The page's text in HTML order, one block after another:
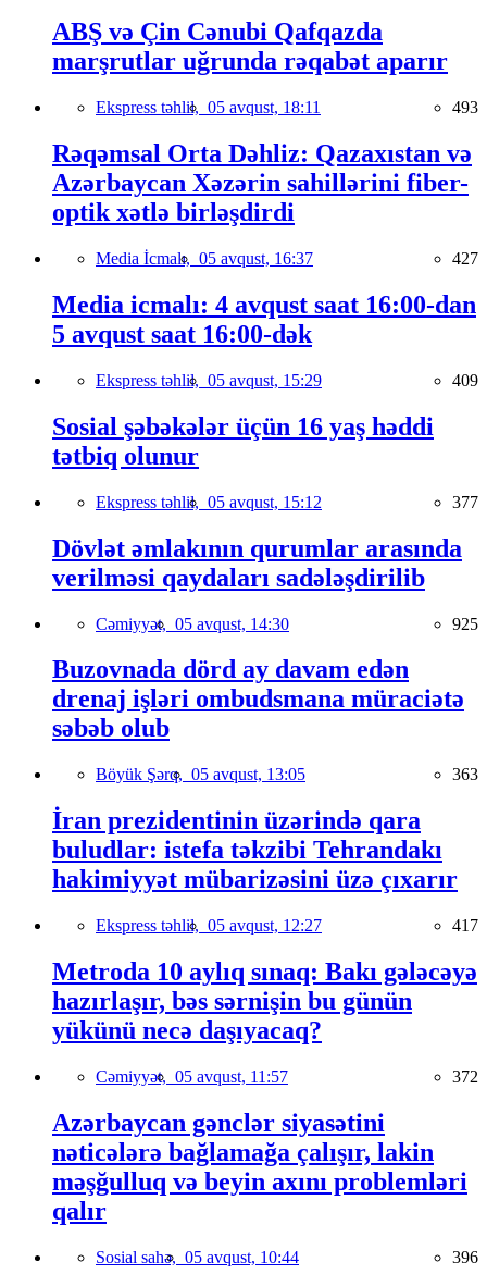
ABŞ və Çin Cənubi Qafqazda
marşrutlar uğrunda rəqabət aparır
Ekspress təhlil, 05 avqust, 18:11 493
Rəqəmsal Orta Dəhliz: Qazaxıstan və
Azərbaycan Xəzərin sahillərini fiber-
optik xətlə birləşdirdi
Media İcmalı, 05 avqust, 16:37 427
Media icmalı: 4 avqust saat 16:00-dan
5 avqust saat 16:00-dək
Ekspress təhlil, 05 avqust, 15:29 409
Sosial şəbəkələr üçün 16 yaş həddi
tətbiq olunur
Ekspress təhlil, 05 avqust, 15:12 377
Dövlət əmlakının qurumlar arasında
verilməsi qaydaları sadələşdirilib
Cəmiyyət, 05 avqust, 14:30 925
Buzovnada dörd ay davam edən
drenaj işləri ombudsmana müraciətə
səbəb olub
Böyük Şərq, 05 avqust, 13:05 363
İran prezidentinin üzərində qara
buludlar: istefa təkzibi Tehrandakı
hakimiyyət mübarizəsini üzə çıxarır
Ekspress təhlil, 05 avqust, 12:27 417
Metroda 10 aylıq sınaq: Bakı gələcəyə
hazırlaşır, bəs sərnişin bu günün
yükünü necə daşıyacaq?
Cəmiyyət, 05 avqust, 11:57 372
Azərbaycan gənclər siyasətini
nəticələrə bağlamağa çalışır, lakin
məşğulluq və beyin axını problemləri
qalır
Sosial sahə, 05 avqust, 10:44 396